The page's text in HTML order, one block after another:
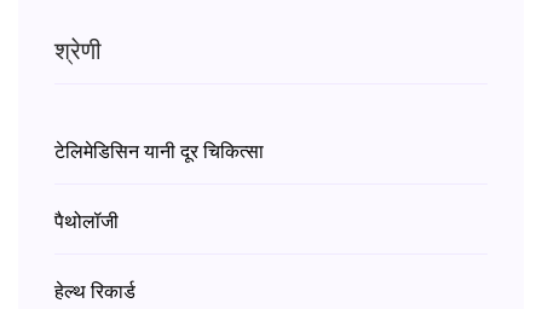
श्रेणी
टेलिमेडिसिन यानी दूर चिकित्सा
पैथोलॉजी
हेल्थ रिकार्ड